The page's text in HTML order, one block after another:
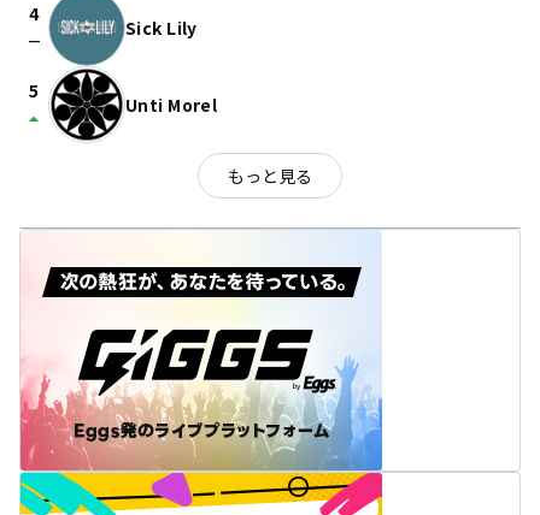
4
check_indeterminate_small Sick Lily
5
arrow_drop_up Unti Morel
もっと見る